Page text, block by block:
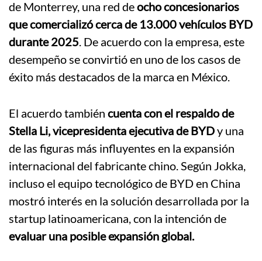
de Monterrey, una red deocho concesionarios
que comercializó cerca de 13.000 vehículos BYD
durante 2025. De acuerdo con la empresa, este
desempeño se convirtió en uno de los casos de
éxito más destacados de la marca en México.
El acuerdo también cuenta con el respaldo de
Stella Li, vicepresidenta ejecutiva de BYDy una
de las figuras más influyentes en la expansión
internacional del fabricante chino. Según Jokka,
incluso el equipo tecnológico de BYD en China
mostró interés en la solución desarrollada por la
startup latinoamericana, con la intención de
evaluar una posible expansión global.